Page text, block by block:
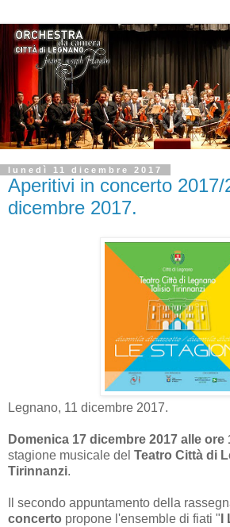
lunedì 11 dicembre 2017
Aperitivi in concerto 2017/
dicembre 2017.
Legnano, 11 dicembre 2017.
Domenica 17 dicembre 2017 alle ore
stagione musicale del Teatro Città di
Tirinnanzi.
Il secondo appuntamento della
concerto propone l'ensemble di fiati "